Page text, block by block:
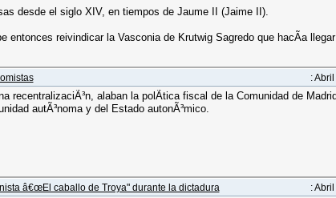
desde el siglo XIV, en tiempos de Jaume II (Jaime II).
reivindicar la Vasconia de Krutwig Sagredo que hacÃ­a
:
recentralizaciÃ³n, alaban la polÃ­tica fiscal de la Comunidad de
autÃ³noma y del Estado autonÃ³mico.
â€œEl caballo de Troya" durante la dictadura :